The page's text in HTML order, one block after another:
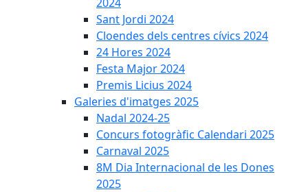
Sant Jordi 2024
Cloendes dels centres cívics 2024
24 Hores 2024
Festa Major 2024
Premis Licius 2024
Galeries d'imatges 2025
Nadal 2024-25
Concurs fotogràfic Calendari 2025
Carnaval 2025
8M Dia Internacional de les Dones
2025